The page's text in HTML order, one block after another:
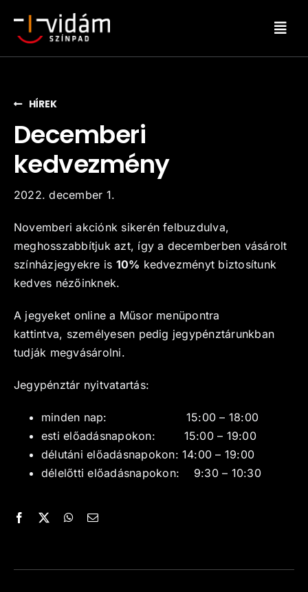
Műsor
Hírek
Előadások
Társulat
Kapcsolat
HÍREK
Decemberi
kedvezmény
2022. december 1.
Novemberi akciónk sikerén felbuzdulva,
meghosszabbítjuk azt, így a decemberben vásárolt
színházjegyekre is 10% kedvezményt biztosítunk
kedves nézőinknek.
A jegyeket online a Műsor menüpontra
kattintva, személyesen pedig jegypénztárunkban
tudják megvásárolni.
Jegypénztár nyitvatartás:
minden nap: 15:00 – 18:00
esti előadásnapokon: 15:00 – 19:00
délutáni előadásnapokon: 14:00 – 19:00
délelőtti előadásnapokon: 9:30 – 10:30